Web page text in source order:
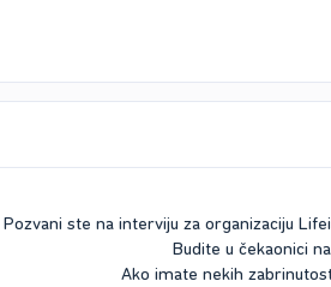
Pozvani ste na interviju za organizaciju
Budite u čekaonici
Ako imate nekih